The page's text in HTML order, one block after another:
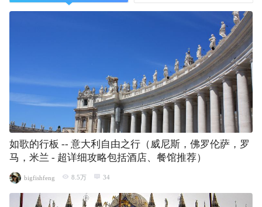
如歌的行板 -- 意大利自由之行（威尼斯，佛罗伦萨，罗
马，米兰 - 超详细攻略包括酒店、餐馆推荐）
bigfishfeng 8.5万 34